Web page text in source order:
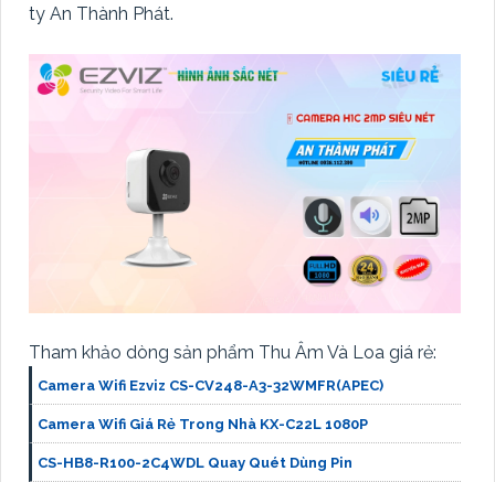
ty An Thành Phát.
Tham khảo dòng sản phẩm Thu Âm Và Loa giá rẻ:
Camera Wifi Ezviz CS-CV248-A3-32WMFR(APEC)
Camera Wifi Giá Rẻ Trong Nhà KX-C22L 1080P
CS-HB8-R100-2C4WDL Quay Quét Dùng Pin